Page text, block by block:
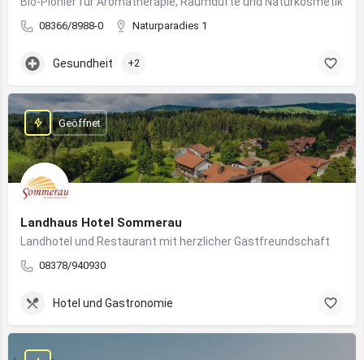
08366/8988-0 Naturparadies 1
Gesundheit +2
Landhaus Hotel Sommerau
Landhotel und Restaurant mit herzlicher Gastfreundschaft
08378/940930
Geöffnet
Hotel und Gastronomie